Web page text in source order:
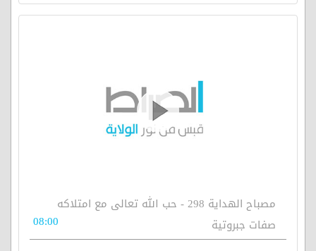
مصباح الهداية 298 - حب الله تعالى مع امتلاكه
صفات جبروتية
08:00